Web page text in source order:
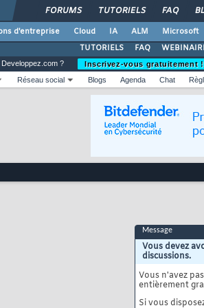
FORUMS TUTORIELS FAQ
d'entreprise Cloud IA ALM Microsoft
TUTORIELS
FAQ
?
Inscrivez-vous gratuitement !
Réseau social Blogs Agenda Chat
Message
Vous devez
discussions.
Vous n'avez
entièrement
Si vous